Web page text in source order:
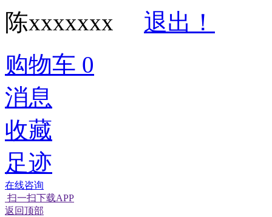
陈xxxxxxx
退出！
购物车 0
消息
收藏
足迹
在线咨询
扫一扫下载APP
返回顶部